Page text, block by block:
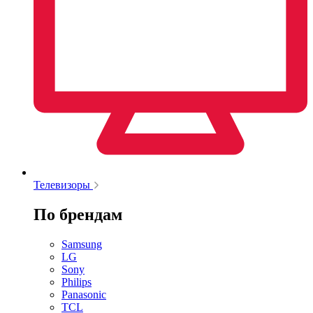
Телевизоры
По брендам
Samsung
LG
Sony
Philips
Panasonic
TCL